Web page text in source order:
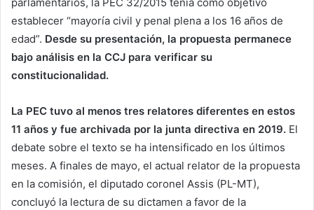
parlamentarios, la PEC 32/2015 tenía como objetivo
establecer “mayoría civil y penal plena a los 16 años de
edad”. Desde su presentación, la propuesta permanece
bajo análisis en la CCJ para verificar su
constitucionalidad.
La PEC tuvo al menos tres relatores diferentes en estos
11 años y fue archivada por la junta directiva en 2019. El
debate sobre el texto se ha intensificado en los últimos
meses. A finales de mayo, el actual relator de la propuesta
en la comisión, el diputado coronel Assis (PL-MT),
concluyó la lectura de su dictamen a favor de la